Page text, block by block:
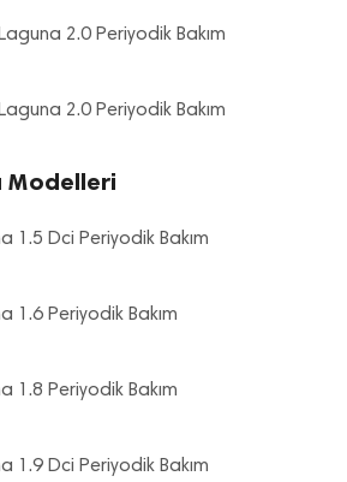
2.0 Periyodik Bakım
2.0 Periyodik Bakım
Modelleri
1.5 Dci Periyodik Bakım
1.6 Periyodik Bakım
1.8 Periyodik Bakım
1.9 Dci Periyodik Bakım